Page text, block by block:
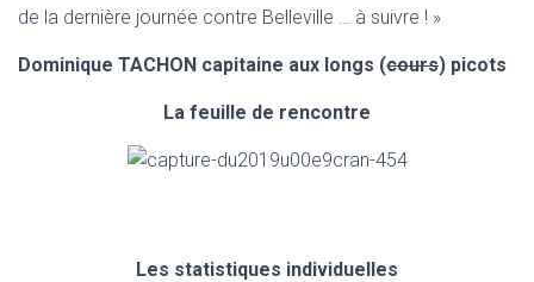
de la dernière journée contre Belleville … à suivre ! »
Dominique TACHON capitaine aux longs (cours) picots
La feuille de rencontre
Les statistiques individuelles